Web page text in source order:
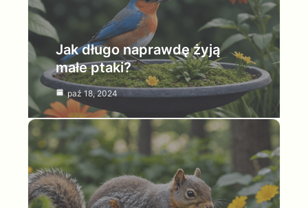
Jak długo naprawdę żyją
małe ptaki?
paź 18, 2024